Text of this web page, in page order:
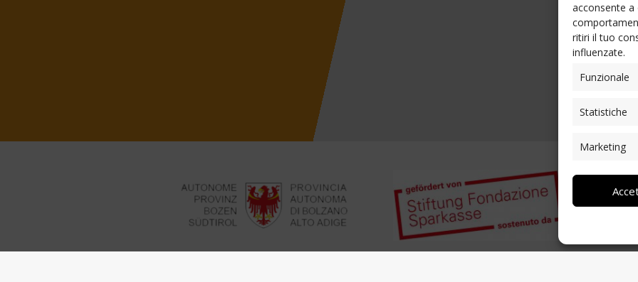
acconsente
ritiri il tuo
influenzate.
Funzionale
Statistiche
Marketing